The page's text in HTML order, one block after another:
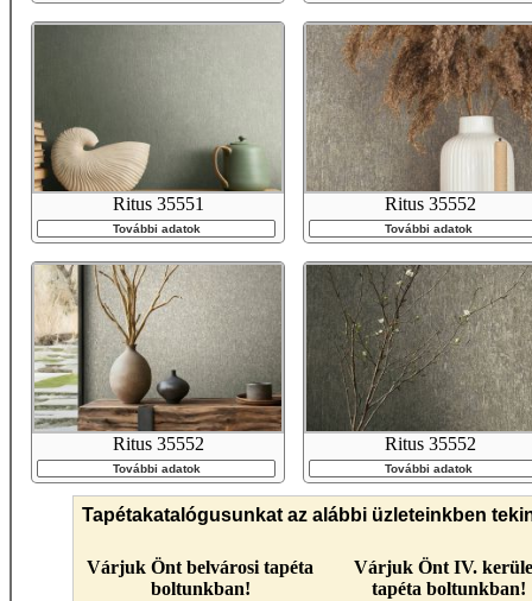
Ritus 35551
További adatok
Ritus 35552
További adatok
Ritus 35552
További adatok
Ritus 35552
További adatok
Tapétakatalógusunkat az alábbi üzleteinkben
Várjuk Önt belvárosi tapéta
boltunkban!
Várjuk Önt IV.
tapéta boltunkban!